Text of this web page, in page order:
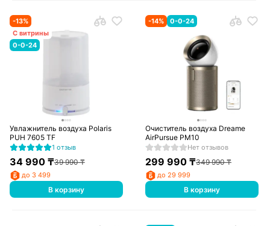
-13%
С витрины
0-0-24
Увлажнитель воздуха Polaris
PUH 7605 TF
1 отзыв
34 990₸39 990₸
до 3 499
В корзину
-14% 0-0-24
Очиститель воздуха Dreame
AirPursue PM10
Нет отзывов
299 990 ₸349 990₸
до 29 999
В корзину